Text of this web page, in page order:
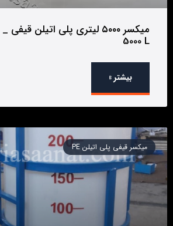
5000 L
بیشتر »
میکسر قیفی پلی اتیلن PE